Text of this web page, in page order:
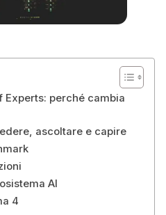
Experts: perché cambia
ascoltare e capire
AI
4